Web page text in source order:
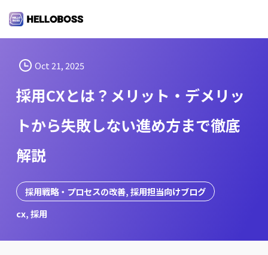
i
Oct 21, 2025
採用CXとは？メリット・デメリッ
トから失敗しない進め方まで徹底
解説
採用戦略・プロセスの改善, 採用担当向けブログ
cx, 採用